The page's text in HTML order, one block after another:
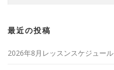
最近の投稿
2026年8月レッスンスケジュール